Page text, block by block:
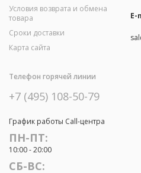
Условия возврата и обмена
товара
Сроки доставки
Карта сайта
E-
Телефон горячей линии
+7 (495) 108-50-79
График работы Call-центра
ПН-ПТ:
10:00 - 20:00
СБ-ВС: